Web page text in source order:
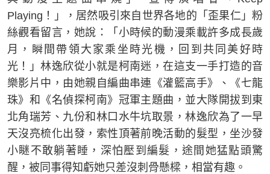
Playing！」，居然吸引來自世界各地的「歪果仁」粉
絲觀看留言，她說：「小時候的動漫乘載許多成長歲
月，瞬間帶領大家乘坐時光機，回到共同美好時
光！」林逸欣從小就是柯南迷，在這支一手打造的音
樂影片中，由她親自編曲串連《灌籃高手》、《七龍
珠》和《名偵探柯南》冠軍主題曲，並大隊開拔到東
北角瑞芳、九份和林口水牛坑取景，林逸欣為了一早
天沒亮梳化出發，索性頂著前晚活動的髮型，坐沙發
小瞇不敢躺著睡，深怕壓到編髮，途間她猛點頭驚
醒，被同事得知虧她只差沒刺骨懸樑，相當有趣。